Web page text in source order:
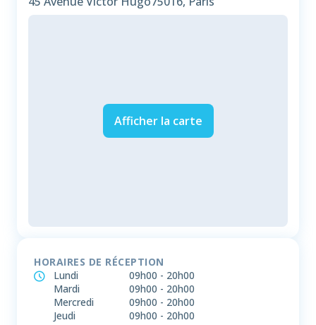
Afficher la carte
HORAIRES DE RÉCEPTION
Lundi
09h00 - 20h00
Mardi
09h00 - 20h00
Mercredi
09h00 - 20h00
Jeudi
09h00 - 20h00